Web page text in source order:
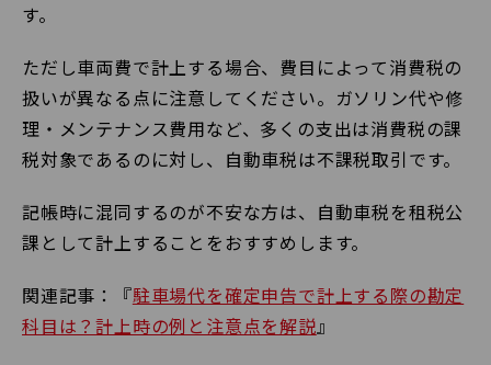
す。
ただし車両費で計上する場合、費目によって消費税の
扱いが異なる点に注意してください。ガソリン代や修
理・メンテナンス費用など、多くの支出は消費税の課
税対象であるのに対し、自動車税は不課税取引です。
記帳時に混同するのが不安な方は、自動車税を租税公
課として計上することをおすすめします。
関連記事：『駐車場代を確定申告で計上する際の勘定
科目は？計上時の例と注意点を解説』